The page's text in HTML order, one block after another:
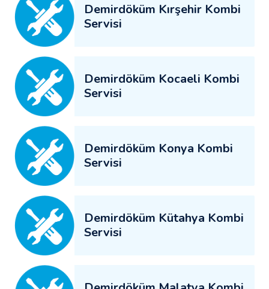
Demirdöküm Kırşehir Kombi
Servisi
Demirdöküm Kocaeli Kombi
Servisi
Demirdöküm Konya Kombi
Servisi
Demirdöküm Kütahya Kombi
Servisi